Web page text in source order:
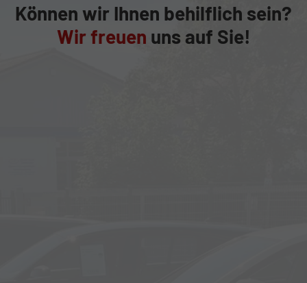
Können wir Ihnen behilflich sein?
Wir freuen uns auf Sie!